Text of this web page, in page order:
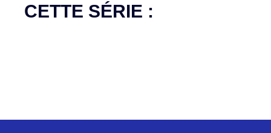
CETTE SÉRIE :